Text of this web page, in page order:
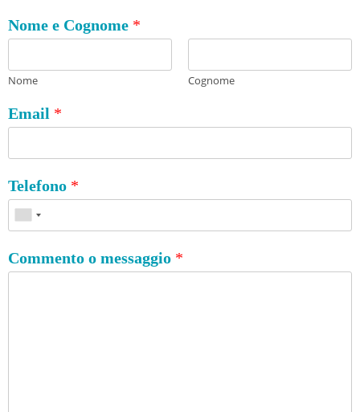
Nome e Cognome *
Nome Cognome
Email *
Telefono *
Commento o messaggio *